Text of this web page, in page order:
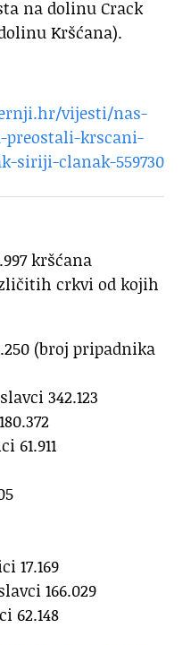
na dolinu Crack
Kršćana).
vijesti/nas-
preostali-krscani-
siriji-clanak-559730
kršćana
crkvi od kojih
(broj pripadnika
342.123
61.911
17.169
166.029
62.148